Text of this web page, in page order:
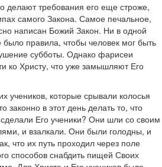
делают требования его еще строже,
самого Закона. Самое печальное,
написан Божий Закон. Ни в одной
было правила, чтобы человек мог быть
субботы. Однако фарисеи
ко Христу, что уже замышляют Его
учеников, которые срывали колосья
законно в этот день делать то, что
Его ученики? Они шли со своим
и взалкали. Они были голодны, и
что их путь проходил через поле
способов снабдить пищей Своих